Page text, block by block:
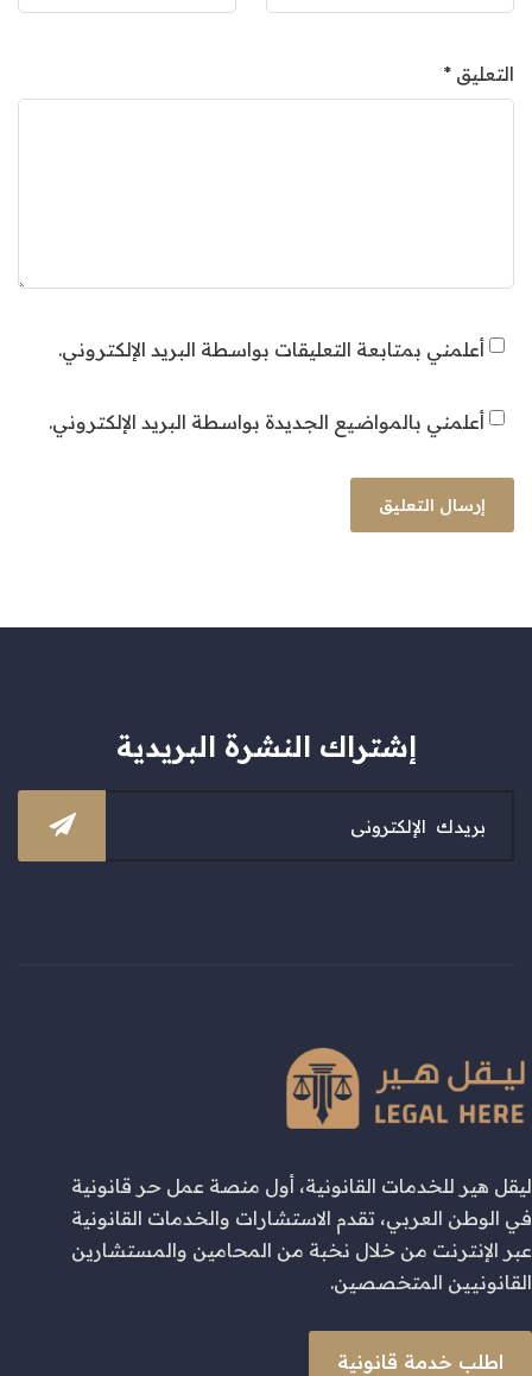
التعليق *
أعلمني بمتابعة التعليقات بواسطة البريد الإلكتروني.
أعلمني بالمواضيع الجديدة بواسطة البريد الإلكتروني.
إشتراك النشرة البريدية
ليقل هير للخدمات القانونية، أول منصة عمل حر قانونية
في الوطن العربي، تقدم الاستشارات والخدمات القانونية
عبر الإنترنت من خلال نخبة من المحامين والمستشارين
القانونيين المتخصصين.
اطلب خدمة قانونية